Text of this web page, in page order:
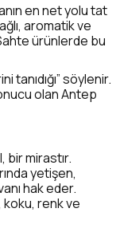
en net yolu tat
aromatik ve
ürünlerde bu
tanıdığı” söylenir.
olan Antep
bir mirastır.
yetişen,
hak eder.
renk ve